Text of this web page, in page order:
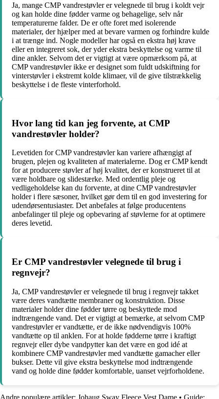
Ja, mange CMP vandrestøvler er velegnede til brug i koldt vejr
og kan holde dine fødder varme og behagelige, selv når
temperaturerne falder. De er ofte foret med isolerende
materialer, der hjælper med at bevare varmen og forhindre kulde
i at trænge ind. Nogle modeller har også en ekstra høj krave
eller en integreret sok, der yder ekstra beskyttelse og varme til
dine ankler. Selvom det er vigtigt at være opmærksom på, at
CMP vandrestøvler ikke er designet som fuldt udskiftning for
vinterstøvler i ekstremt kolde klimaer, vil de give tilstrækkelig
beskyttelse i de fleste vinterforhold.
Hvor lang tid kan jeg forvente, at CMP
vandrestøvler holder?
Levetiden for CMP vandrestøvler kan variere afhængigt af
brugen, plejen og kvaliteten af ​​materialerne. Dog er CMP kendt
for at producere støvler af høj kvalitet, der er konstrueret til at
være holdbare og slidestærke. Med ordentlig pleje og
vedligeholdelse kan du forvente, at dine CMP vandrestøvler
holder i flere sæsoner, hvilket gør dem til en god investering for
udendørsentusiaster. Det anbefales at følge producentens
anbefalinger til pleje og opbevaring af støvlerne for at optimere
deres levetid.
Er CMP vandrestøvler velegnede til brug i
regnvejr?
Ja, CMP vandrestøvler er velegnede til brug i regnvejr takket
være deres vandtætte membraner og konstruktion. Disse
materialer holder dine fødder tørre og beskyttede mod
indtrængende vand. Det er vigtigt at bemærke, at selvom CMP
vandrestøvler er vandtætte, er de ikke nødvendigvis 100%
vandtætte op til anklen. For at holde fødderne tørre i kraftigt
regnvejr eller dybe vandpytter kan det være en god idé at
kombinere CMP vandrestøvler med vandtætte gamacher eller
bukser. Dette vil give ekstra beskyttelse mod indtrængende
vand og holde dine fødder komfortable, uanset vejrforholdene.
Andre populære artikler: Johaug Sway Fleece Vest Dame • Guide: